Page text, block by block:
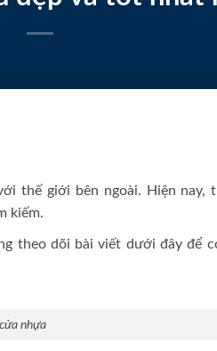
thế giới bên ngoài. Hiện nay,
kiếm.
theo dõi bài viết dưới đây để
nhựa